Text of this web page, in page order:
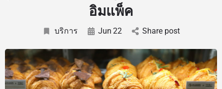
อิมแพ็ค
บริการ Jun 22 Share post